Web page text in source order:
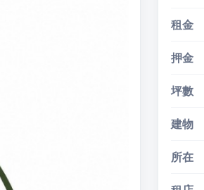
租金
押金
坪數
建物
所在